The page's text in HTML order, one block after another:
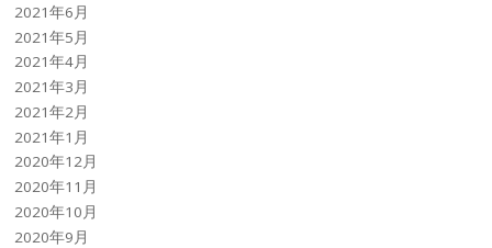
2021年6月
2021年5月
2021年4月
2021年3月
2021年2月
2021年1月
2020年12月
2020年11月
2020年10月
2020年9月